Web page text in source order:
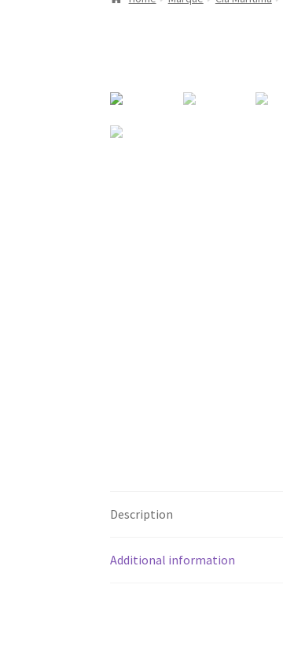
Description
Additional information